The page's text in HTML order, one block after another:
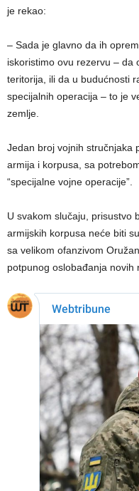
je rekao:
– Sada je glavno da ih
iskoristimo ovu rezervu – da
teritorija, ili da u budućnosti
specijalnih operacija – to je
zemlje.
Jedan broj vojnih stručnjaka
armija i korpusa, sa
“specijalne vojne operacije”.
U svakom slučaju, prisustvo
armijskih korpusa neće biti
sa velikom ofanzivom
potpunog oslobađanja novih